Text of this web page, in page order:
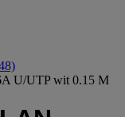
U/UTP wit 0.15 M